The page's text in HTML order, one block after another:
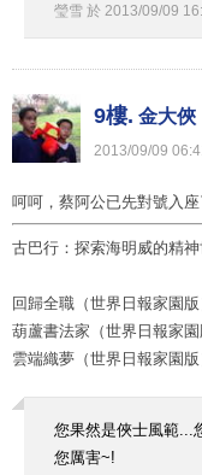
瑩雪 於 2013/09/09 16:
9樓. 金大俠
2013/09/09 06:
呵呵，蔡阿公已先對號入座
古巴行：探索海明威的精神
回歸全職（世界日報家園版
葫蘆書法家（世界日報家園
雲端織夢（世界日報家園版
您果然是俠士風範...
您厲害~!